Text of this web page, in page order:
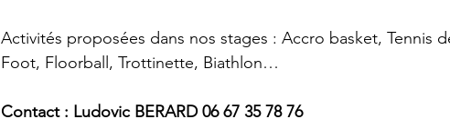
Activités proposées dans nos stages : Accro basket, Tennis
Foot, Floorball, Trottinette, Biathlon…
Contact : Ludovic BERARD 06 67 35 78 76